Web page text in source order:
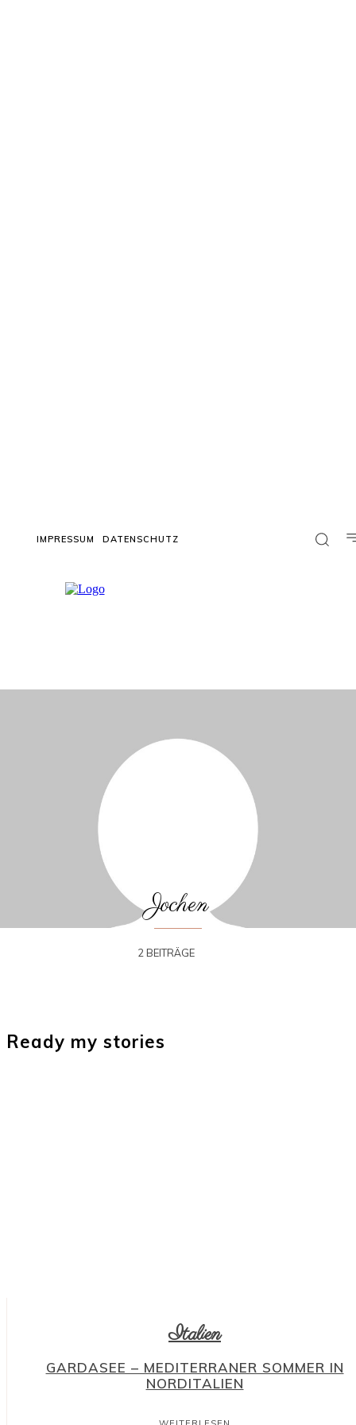
IMPRESSUM DATENSCHUTZ
Jochen
2 BEITRÄGE
Ready my stories
Italien
GARDASEE – MEDITERRANER SOMMER IN
NORDITALIEN